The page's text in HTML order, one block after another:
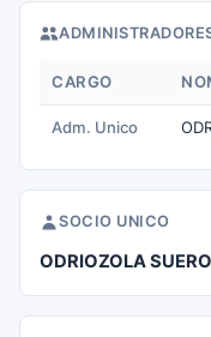
CARGO
Adm. Unico
SOCIO UNICO
ODRIOZOLA